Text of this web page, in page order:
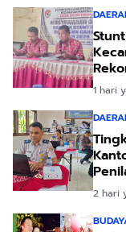
1 hari
2 hari